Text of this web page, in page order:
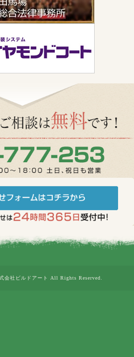
会社ビルドアート All Rights Reserved.